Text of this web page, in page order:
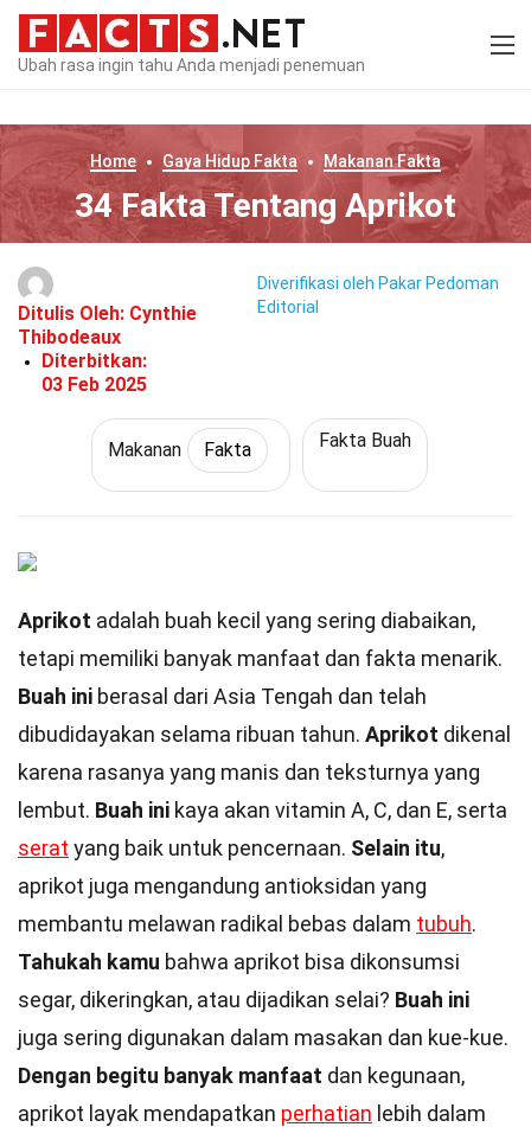
Ubah rasa ingin tahu Anda menjadi penemuan
Home Gaya Hidup Fakta MakananFakta
34 Fakta Tentang Aprikot
Ditulis Oleh: Cynthie
Thibodeaux
Diterbitkan:
03 Feb 2025
Diverifikasi oleh Pakar Pedoman
Editorial
Makanan Fakta Fakta Buah
Aprikot adalah buah kecil yang sering diabaikan,
tetapi memiliki banyak manfaat dan fakta menarik.
Buah ini berasal dari Asia Tengah dan telah
dibudidayakan selama ribuan tahun. Aprikot dikenal
karena rasanya yang manis dan teksturnya yang
lembut. Buah ini kaya akan vitamin A, C, dan E, serta
serat yang baik untuk pencernaan. Selain itu,
aprikot juga mengandung antioksidan yang
membantu melawan radikal bebas dalam tubuh.
Tahukah kamu bahwa aprikot bisa dikonsumsi
segar, dikeringkan, atau dijadikan selai? Buah ini
juga sering digunakan dalam masakan dan kue-kue.
Dengan begitu banyak manfaat dan kegunaan,
aprikot layak mendapatkan perhatian lebih dalam